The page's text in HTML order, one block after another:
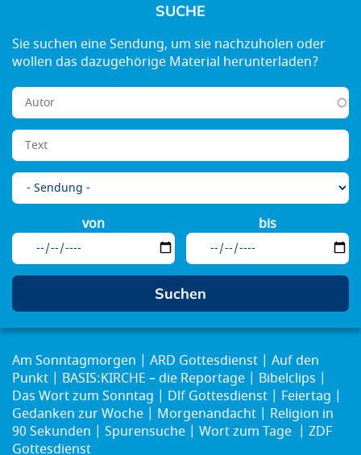
SUCHE
von bis
Am Sonntagmorgen ARD Gottesdienst
Auf den
Punkt
BASIS:KIRCHE – die Reportage
Bibelclips
Das Wort zum Sonntag
Dlf Gottesdienst
Feiertag
Gedanken zur Woche
Morgenandacht
Religion in
90 Sekunden
Spurensuche Wort zum Tage
ZDF
Gottesdienst